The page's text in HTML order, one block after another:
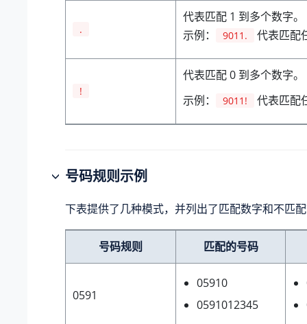
.
代表匹配 1 到多个数字。
示例：
9011. 代表匹配
!
代表匹配 0 到多个数字。
示例：
9011! 代表匹配
号码规则示例
下表提供了几种模式，并列出了匹配数字和不匹
号码规则 匹配的号码
0591
05910
0591012345